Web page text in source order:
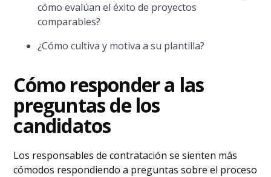
cómo evalúan el éxito de proyectos
comparables?
¿Cómo cultiva y motiva a su plantilla?
Cómo responder a las
preguntas de los
candidatos
Los responsables de contratación se sienten más
cómodos respondiendo a preguntas sobre el proceso